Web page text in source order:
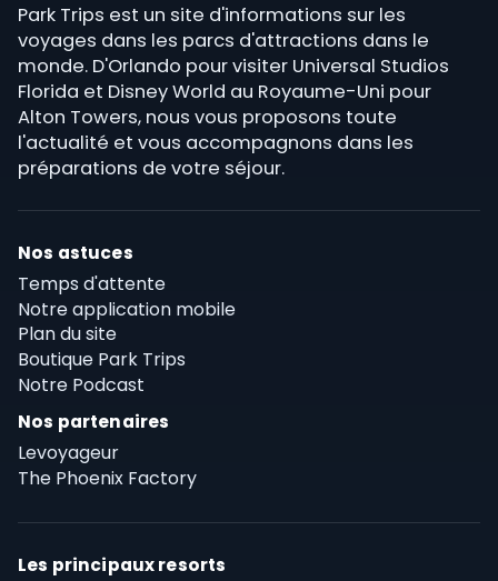
Park Trips est un site d'informations sur les
voyages dans les parcs d'attractions dans le
monde. D'Orlando pour visiter Universal Studios
Florida et Disney World au Royaume-Uni pour
Alton Towers, nous vous proposons toute
l'actualité et vous accompagnons dans les
préparations de votre séjour.
Nos astuces
Temps d'attente
Notre application mobile
Plan du site
Boutique Park Trips
Notre Podcast
Nos partenaires
Levoyageur
The Phoenix Factory
Les principaux resorts